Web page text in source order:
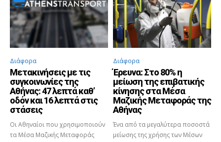
Διάφορα
Μετακινήσεις με τις
συγκοινωνίες της
Αθήνας: 47 λεπτά καθ’
οδόν και 16 λεπτά στις
στάσεις
Οι Αθηναίοι που χρησιμοποιούν
τα Μέσα Μαζικής Μεταφοράς
Διάφορα
Έρευνα: Στο 80% η
μείωση της επιβατικής
κίνησης στα Μέσα
Μαζικής Μεταφοράς της
Αθήνας
Ένα από τα μεγαλύτερα ποσοστά
μείωσης της χρήσης των Μέσων